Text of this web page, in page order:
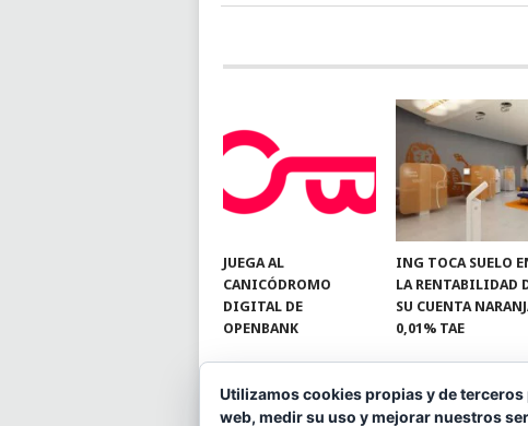
JUEGA AL
CANICÓDROMO
DIGITAL DE
OPENBANK
ING TOCA SUELO
LA RENTABILIDAD
SU CUENTA
0,01% TAE
Utilizamos cookies propias y de
web, medir su uso y mejorar nuestros